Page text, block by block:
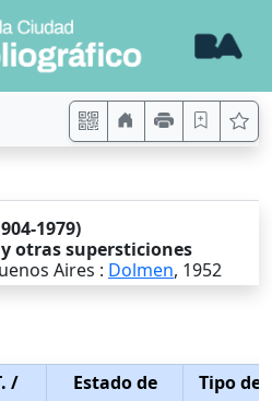
1979)
otras supersticiones
Aires : Dolmen, 1952
/
Estado de
Tipo de